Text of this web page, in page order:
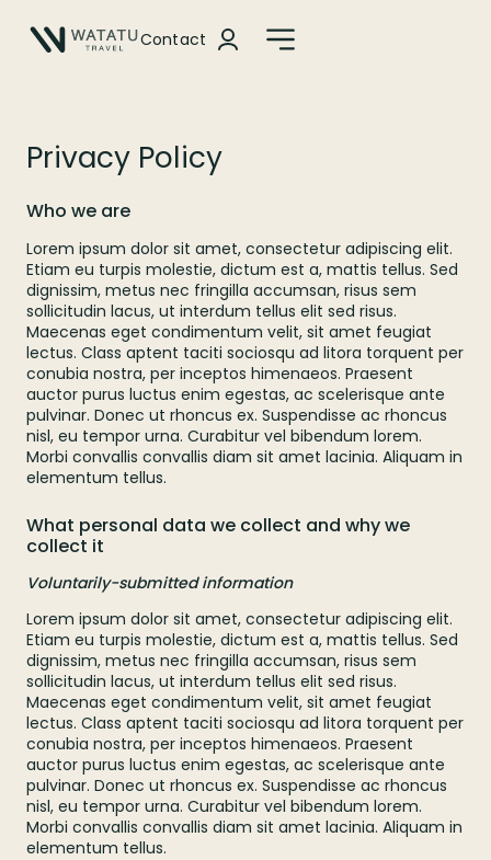
Contact
Privacy Policy
Who we are
Lorem ipsum dolor sit amet, consectetur adipiscing elit.
Etiam eu turpis molestie, dictum est a, mattis tellus. Sed
dignissim, metus nec fringilla accumsan, risus sem
sollicitudin lacus, ut interdum tellus elit sed risus.
Maecenas eget condimentum velit, sit amet feugiat
lectus. Class aptent taciti sociosqu ad litora torquent per
conubia nostra, per inceptos himenaeos. Praesent
auctor purus luctus enim egestas, ac scelerisque ante
pulvinar. Donec ut rhoncus ex. Suspendisse ac rhoncus
nisl, eu tempor urna. Curabitur vel bibendum lorem.
Morbi convallis convallis diam sit amet lacinia. Aliquam in
elementum tellus.
What personal data we collect and why we
collect it
Voluntarily-submitted information
Lorem ipsum dolor sit amet, consectetur adipiscing elit.
Etiam eu turpis molestie, dictum est a, mattis tellus. Sed
dignissim, metus nec fringilla accumsan, risus sem
sollicitudin lacus, ut interdum tellus elit sed risus.
Maecenas eget condimentum velit, sit amet feugiat
lectus. Class aptent taciti sociosqu ad litora torquent per
conubia nostra, per inceptos himenaeos. Praesent
auctor purus luctus enim egestas, ac scelerisque ante
pulvinar. Donec ut rhoncus ex. Suspendisse ac rhoncus
nisl, eu tempor urna. Curabitur vel bibendum lorem.
Morbi convallis convallis diam sit amet lacinia. Aliquam in
elementum tellus.